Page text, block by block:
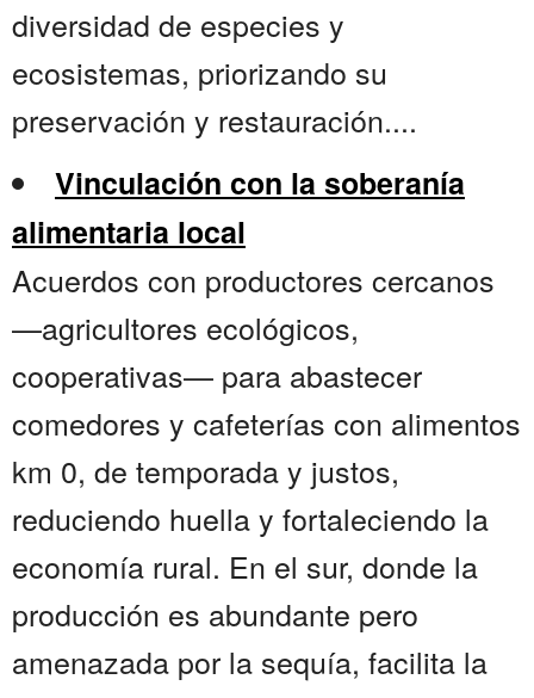
diversidad de especies y
ecosistemas, priorizando su
preservación y restauración....
Vinculación con la soberanía
alimentaria local
Acuerdos con productores cercanos
—agricultores ecológicos,
cooperativas— para abastecer
comedores y cafeterías con alimentos
km 0, de temporada y justos,
reduciendo huella y fortaleciendo la
economía rural. En el sur, donde la
producción es abundante pero
amenazada por la sequía, facilita la